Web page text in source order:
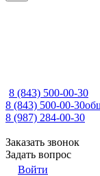
8 (843) 500-00-30
8 (843) 500-00-30
8 (987) 284-00-30
Заказать звонок
Задать вопрос
Войти